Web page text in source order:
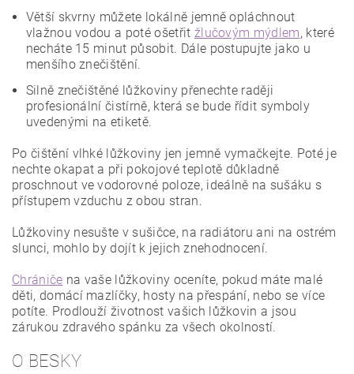
Větší skvrny můžete lokálně jemně opláchnout
vlažnou vodou a poté ošetřit žlučovým mýdlem, které
necháte 15 minut působit. Dále postupujte jako u
menšího znečištění.
Silně znečištěné lůžkoviny přenechte raději
profesionální čistírně, která se bude řídit symboly
uvedenými na etiketě.
Po čištění vlhké lůžkoviny jen jemně vymačkejte. Poté je
nechte okapat a při pokojové teplotě důkladně
proschnout ve vodorovné poloze, ideálně na sušáku s
přístupem vzduchu z obou stran.
Lůžkoviny nesušte v sušičce, na radiátoru ani na ostrém
slunci, mohlo by dojít k jejich znehodnocení.
Chrániče na vaše lůžkoviny oceníte, pokud máte malé
děti, domácí mazlíčky, hosty na přespání, nebo se více
potíte. Prodlouží životnost vašich lůžkovin a jsou
zárukou zdravého spánku za všech okolností.
O BESKY